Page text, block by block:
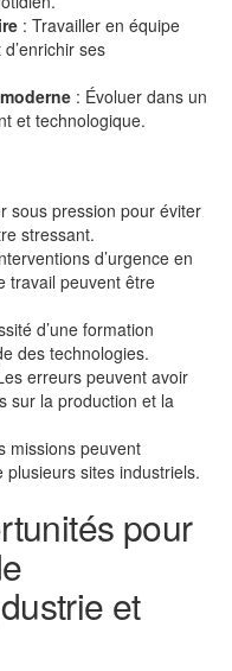
: Travailler en équipe
ses
: Évoluer dans un
et technologique.
sous pression pour éviter
stressant.
d’urgence en
travail peuvent être
d’une formation
des technologies.
erreurs peuvent avoir
sur la production et la
missions peuvent
sites industriels.
pour
et